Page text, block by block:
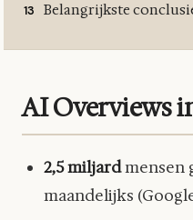
Belangrijkste
AI Overviews
2,5 miljardmensen
maandelijks